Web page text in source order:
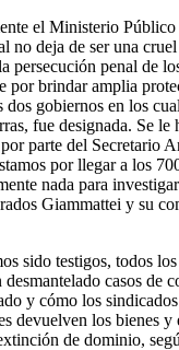
el Ministerio
no deja de ser una cruel
persecución penal de
por brindar amplia
dos gobiernos en los
fue designada. Se le
parte del Secretario
por llegar a los
nada para
Giammattei y su
sido testigos, todos
casos de
y cómo los
devuelven los bienes
de dominio,